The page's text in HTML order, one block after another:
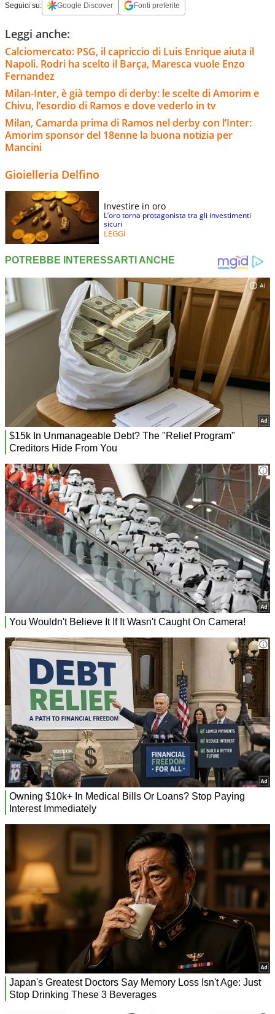
Seguici su: Google Discover Fonti preferite
Leggi anche:
Calciomercato: PSG, il capriccio di Luis Enrique aiuta il
Napoli. Rodri ha scelto il Barça, Maresca vuole Enzo
Fernandez
Milan-Inter, è già tempo di derby: le scelte di Amorim e
Chivu, l’esordio di Ramos e dove vederlo in tv
Milan, Camarda prima di Ramos nel derby con l’Inter:
Amorim sponsor del 18enne la buona notizia per
Mancini
Gioielleria Delfino
Investire in oro
L’oro torna protagonista tra gli investimenti
sicuri
LEGGI